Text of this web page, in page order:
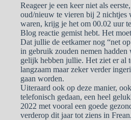
Reageer je een keer niet als
oud/nieuw te vieren bij 2 nichtjes
waren, krijg je het om 00.02 uur
Blog reactie gemist hebt. Het
Dat jullie de eetkamer nog “net
in gebruik zouden nemen
gelijk hebben jullie. Het ziet er al
langzaam maar zeker verder
gaan worden.
Uiteraard ook op deze manier,
telefonisch gedaan, een heel
2022 met vooral een goede
verderop dit jaar tot ziens in Frean.